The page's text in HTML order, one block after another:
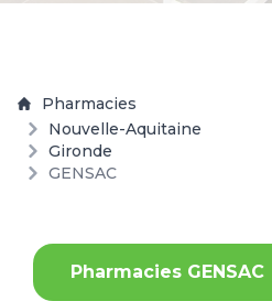
Pharmacies
Nouvelle-Aquitaine
Gironde
GENSAC
Pharmacies GENSAC